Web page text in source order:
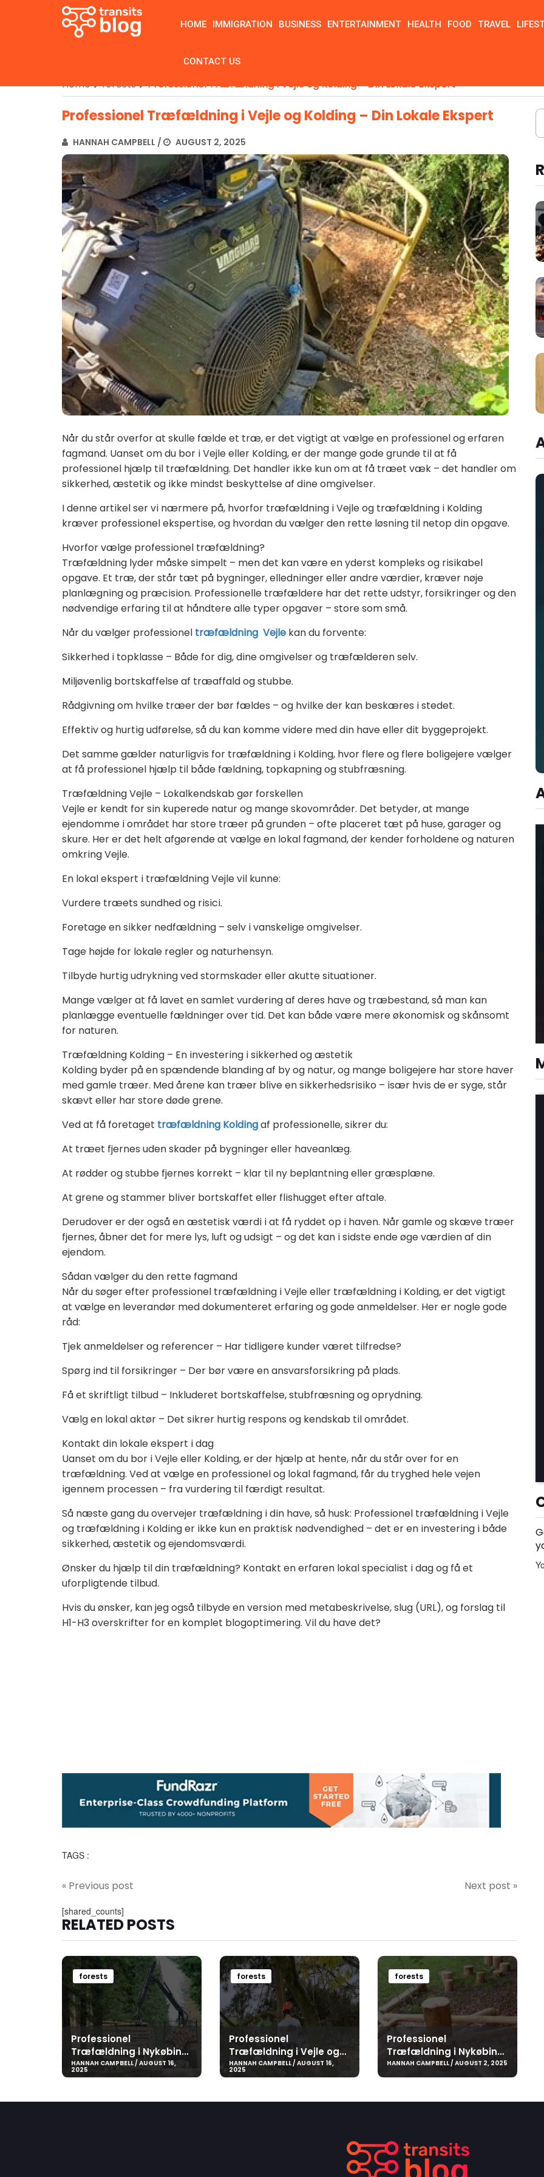
HOME IMMIGRATION BUSINESS ENTERTAINMENT HEALTH FOOD TRAVEL
CONTACT US
Home forests Professionel Træfældning i Vejle og Kolding – Din Lokale Ekspert
Professionel Træfældning i Vejle og Kolding – Din Lokale Ekspert
HANNAH CAMPBELL / AUGUST 2, 2025
Når du står overfor at skulle fælde et træ, er det vigtigt at vælge en professionel og erfaren
fagmand. Uanset om du bor i Vejle eller Kolding, er der mange gode grunde til at få
professionel hjælp til træfældning. Det handler ikke kun om at få træet væk – det handler om
sikkerhed, æstetik og ikke mindst beskyttelse af dine omgivelser.
I denne artikel ser vi nærmere på, hvorfor træfældning i Vejle og træfældning i Kolding
kræver professionel ekspertise, og hvordan du vælger den rette løsning til netop din opgave.
Hvorfor vælge professionel træfældning?
Træfældning lyder måske simpelt – men det kan være en yderst kompleks og risikabel
opgave. Et træ, der står tæt på bygninger, elledninger eller andre værdier, kræver nøje
planlægning og præcision. Professionelle træfældere har det rette udstyr, forsikringer og den
nødvendige erfaring til at håndtere alle typer opgaver – store som små.
Når du vælger professionel træfældning Vejle kan du forvente:
Sikkerhed i topklasse – Både for dig, dine omgivelser og træfælderen selv.
Miljøvenlig bortskaffelse af træaffald og stubbe.
Rådgivning om hvilke træer der bør fældes – og hvilke der kan beskæres i stedet.
Effektiv og hurtig udførelse, så du kan komme videre med din have eller dit byggeprojekt.
Det samme gælder naturligvis for træfældning i Kolding, hvor flere og flere boligejere vælger
at få professionel hjælp til både fældning, topkapning og stubfræsning.
Træfældning Vejle – Lokalkendskab gør forskellen
Vejle er kendt for sin kuperede natur og mange skovområder. Det betyder, at mange
ejendomme i området har store træer på grunden – ofte placeret tæt på huse, garager og
skure. Her er det helt afgørende at vælge en lokal fagmand, der kender forholdene og naturen
omkring Vejle.
En lokal ekspert i træfældning Vejle vil kunne:
Vurdere træets sundhed og risici.
Foretage en sikker nedfældning – selv i vanskelige omgivelser.
Tage højde for lokale regler og naturhensyn.
Tilbyde hurtig udrykning ved stormskader eller akutte situationer.
Mange vælger at få lavet en samlet vurdering af deres have og træbestand, så man kan
planlægge eventuelle fældninger over tid. Det kan både være mere økonomisk og skånsomt
for naturen.
Træfældning Kolding – En investering i sikkerhed og æstetik
Kolding byder på en spændende blanding af by og natur, og mange boligejere har store haver
med gamle træer. Med årene kan træer blive en sikkerhedsrisiko – især hvis de er syge, står
skævt eller har store døde grene.
Ved at få foretaget træfældning Koldingaf professionelle, sikrer du:
At træet fjernes uden skader på bygninger eller haveanlæg.
At rødder og stubbe fjernes korrekt – klar til ny beplantning eller græsplæne.
At grene og stammer bliver bortskaffet eller flishugget efter aftale.
Derudover er der også en æstetisk værdi i at få ryddet op i haven. Når gamle og skæve træer
fjernes, åbner det for mere lys, luft og udsigt – og det kan i sidste ende øge værdien af din
ejendom.
Sådan vælger du den rette fagmand
Når du søger efter professionel træfældning i Vejle eller træfældning i Kolding, er det vigtigt
at vælge en leverandør med dokumenteret erfaring og gode anmeldelser. Her er nogle gode
råd:
Tjek anmeldelser og referencer – Har tidligere kunder været tilfredse?
Spørg ind til forsikringer – Der bør være en ansvarsforsikring på plads.
Få et skriftligt tilbud – Inkluderet bortskaffelse, stubfræsning og oprydning.
Vælg en lokal aktør – Det sikrer hurtig respons og kendskab til området.
Kontakt din lokale ekspert i dag
Uanset om du bor i Vejle eller Kolding, er der hjælp at hente, når du står over for en
træfældning. Ved at vælge en professionel og lokal fagmand, får du tryghed hele vejen
igennem processen – fra vurdering til færdigt resultat.
Så næste gang du overvejer træfældning i din have, så husk: Professionel træfældning i Vejle
og træfældning i Kolding er ikke kun en praktisk nødvendighed – det er en investering i både
sikkerhed, æstetik og ejendomsværdi.
Ønsker du hjælp til din træfældning? Kontakt en erfaren lokal specialist i dag og få et
uforpligtende tilbud.
Hvis du ønsker, kan jeg også tilbyde en version med metabeskrivelse, slug (URL), og forslag til
H1-H3 overskrifter for en komplet blogoptimering. Vil du have det?
TAGS :
« Previous post Next post »
[shared_counts]
RELATED POSTS
forests
Professionel
Træfældning i Nykøbing
Falster og Vordingborg –
Sikkerhed, Erfaring og
HANNAH CAMPBELL / AUGUST 16,
2025
forests
Professionel
Træfældning i Vejle og
Kolding – Sikkerhed,
Erfaring og Kvalitet
HANNAH CAMPBELL / AUGUST 16,
2025
forests
Professionel
Træfældning i Nykøbing
Falster og Vordingborg –
Sikkerhed, Erfaring og
HANNAH CAMPBELL / AUGUST 2, 2025